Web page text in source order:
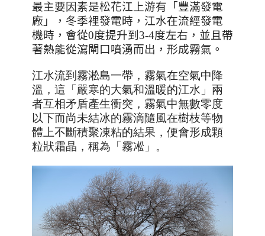
最主要因素是松花江上游有「豐滿發電
廠」，冬季裡發電時，江水在流經發電
機時，會從0度提升到 3-4度左右，並且帶
著熱能從瀉閘口噴湧而出，形成霧氣。
江水流到霧淞島一帶，霧氣在空氣中降
溫，這「嚴寒的大氣和溫暖的江水」兩
者互相矛盾產生衝突，霧氣中無數零度
以下而尚未結冰的霧滴隨風在樹枝等物
體上不斷積聚凍粘的結果，便會形成顆
粒狀霜晶，稱為「霧凇」。